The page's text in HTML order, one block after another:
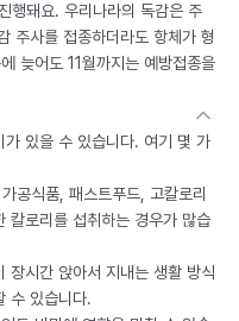
행돼요. 우리나라의 독감은 주
주사를 접종하더라도 항체가 형
늦어도 11월까지는 예방접종을
가 있을 수 있습니다. 여기 몇 가
공식품, 패스트푸드, 고칼로리
칼로리를 섭취하는 경우가 많습
장시간 앉아서 지내는 생활 방식
수 있습니다.